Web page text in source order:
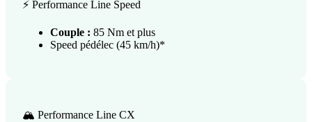
⚡ Performance Line Speed
Couple : 85 Nm et plus
Speed pédélec (45 km/h)*
🏔️ Performance Line CX